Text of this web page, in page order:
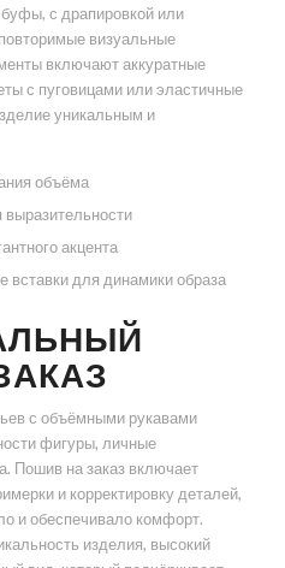
с драпировкой или
визуальные
включают аккуратные
с пуговицами или эластичные
уникальным и
объёма
акцента
вставки для динамики образа
с объёмными рукавами
фигуры, личные
Пошив на заказ включает
и корректировку деталей,
и обеспечивало комфорт.
изделия, высокий